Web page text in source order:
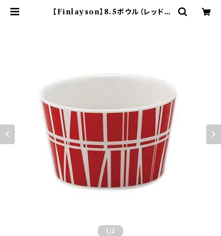
【Finlayson】8.5ボウル（レッド）
1 /2